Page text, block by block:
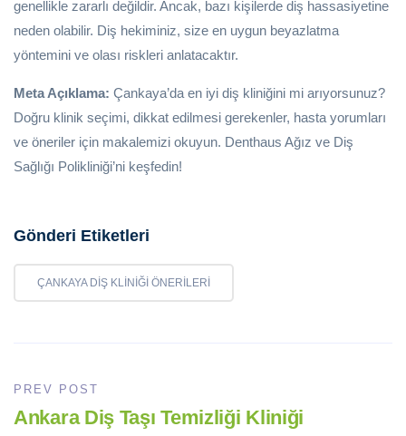
genellikle zararlı değildir. Ancak, bazı kişilerde diş hassasiyetine
neden olabilir. Diş hekiminiz, size en uygun beyazlatma
yöntemini ve olası riskleri anlatacaktır.
Meta Açıklama: Çankaya’da en iyi diş kliniğini mi arıyorsunuz?
Doğru klinik seçimi, dikkat edilmesi gerekenler, hasta yorumları
ve öneriler için makalemizi okuyun. Denthaus Ağız ve Diş
Sağlığı Polikliniği’ni keşfedin!
Gönderi Etiketleri
ÇANKAYA DIŞ KLINIĞI ÖNERILERI
PREV POST
Ankara Diş Taşı Temizliği Kliniği